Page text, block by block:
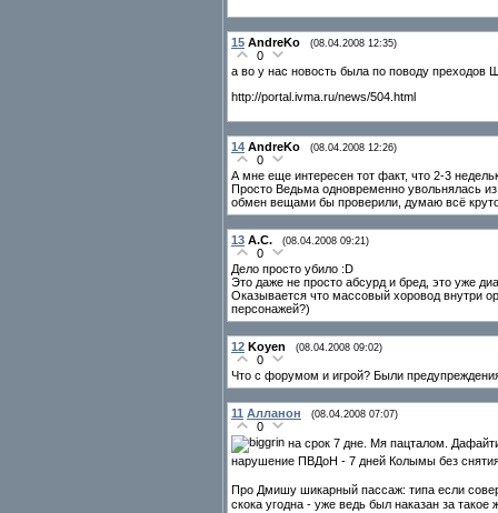
15 AndreKo (08.04.2008 12:35)
0
а во у нас новость была по поводу преходов
http://portal.ivma.ru/news/504.html
14 AndreKo (08.04.2008 12:26)
0
А мне еще интересен тот факт, что 2-3
Просто Ведьма одновременно увольнялась
обмен вещами бы проверили, думаю всё
13 А.С. (08.04.2008 09:21)
0
Дело просто убило :D
Это даже не просто абсурд и бред, это уже
Оказывается что массовый хоровод внутри
персонажей?)
12 Koyen (08.04.2008 09:02)
0
Что с форумом и игрой? Были
11 Алланон (08.04.2008 07:07)
0
на срок 7 дне. Мя пацталом.
нарушение ПВДоН - 7 дней Колымы без
Про Дмишу шикарный пассаж: типа если
скока угодна - уже ведь был наказан за такое